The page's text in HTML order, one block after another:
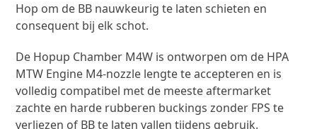
Hop om de BB nauwkeurig te laten schieten en
consequent bij elk schot.
De Hopup Chamber M4W is ontworpen om de HPA
MTW Engine M4-nozzle lengte te accepteren en is
volledig compatibel met de meeste aftermarket
zachte en harde rubberen buckings zonder FPS te
verliezen of BB te laten vallen tijdens gebruik.